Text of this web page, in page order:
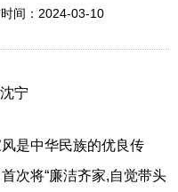
间： 2024-03-10
宁
是中华民族的优良传
次将“廉洁齐家,自觉带头